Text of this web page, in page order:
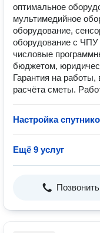
оптимальное
мультимедийное
оборудование,
оборудование с ЧПУ
числовые
бюджетом,
Гарантия на
расчёта сметы.
Настройка
Ещё 9 услуг
Позвонить